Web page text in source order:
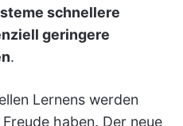
schnellere
geringere
.
Lernens werden
haben. Der neue